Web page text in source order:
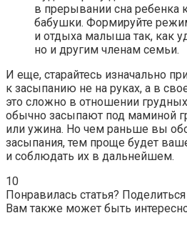
в прерывании сна ребенка
бабушки. Формируйте
и отдыха малыша так, как
но и другим членам семьи.
И еще, старайтесь изначально
к засыпанию не на руках, а в
это сложно в отношении
обычно засыпают под маминой
или ужина. Но чем раньше вы
засыпания, тем проще будет
и соблюдать их в дальнейшем.
10
Понравилась статья?
Вам также может быть